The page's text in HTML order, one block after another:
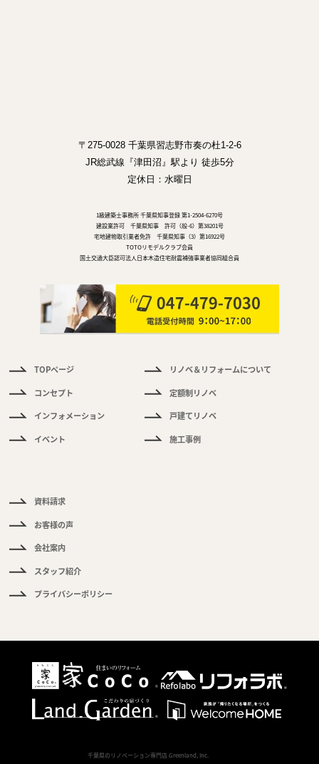
〒275-0028 千葉県習志野市奏の杜1-2-6
JR総武線『津田沼』駅より 徒歩5分
定休日：水曜日
1級建築士事務所 千葉県知事登録 第1-2504-6270号
建設業許可 千葉県知事 許可（般-6）第38201号
宅地建物取引業者免許 千葉県知事（3）第16922号
TOTOリモデルクラブ会員
国土交通大臣認可法人日本木造住宅耐震補強事業者協同組合員
TOPページ
コンセプト
インフォメーション
イベント
リノベ＆リフォームについて
定額制リノベ
戸建てリノベ
施工事例
資料請求
お客様の声
会社案内
スタッフ紹介
プライバシーポリシー
千葉県のリノベーション専門店 Greenland, Inc.